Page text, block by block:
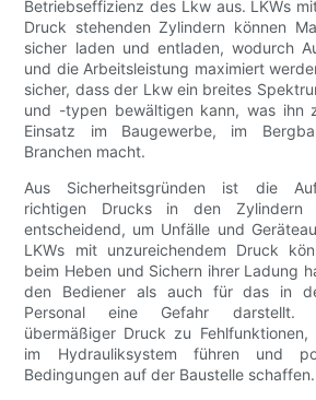
Betriebseffizienz des Lkw aus. LKWs
Druck stehenden Zylindern können
sicher laden und entladen, wodurch
und die Arbeitsleistung maximiert
sicher, dass der Lkw ein breites
und -typen bewältigen kann, was ihn
Einsatz im Baugewerbe, im
Branchen macht.
Aus Sicherheitsgründen ist die
richtigen Drucks in den Zylindern
entscheidend, um Unfälle und
LKWs mit unzureichendem Druck
beim Heben und Sichern ihrer Ladung
den Bediener als auch für das in
Personal eine Gefahr darstellt.
übermäßiger Druck zu
im Hydrauliksystem führen und
Bedingungen auf der Baustelle schaffen.